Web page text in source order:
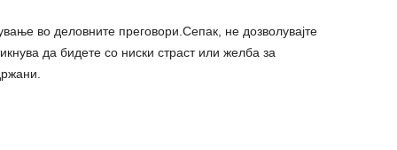
во деловните преговори.Сепак, не дозволувајте
да бидете со ниски страст или желба за